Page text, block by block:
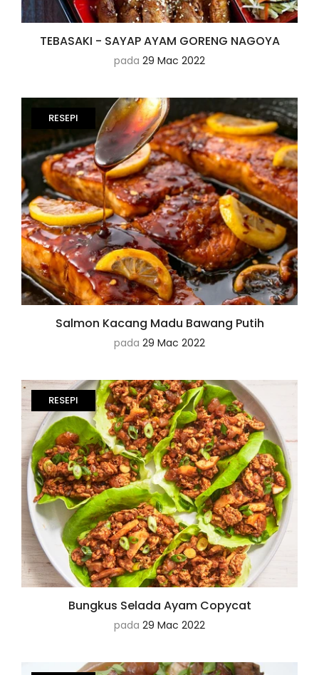
TEBASAKI - SAYAP AYAM GORENG NAGOYA
pada 29 Mac 2022
RESEPI
Salmon Kacang Madu Bawang Putih
pada 29 Mac 2022
RESEPI
Bungkus Selada Ayam Copycat
pada 29 Mac 2022